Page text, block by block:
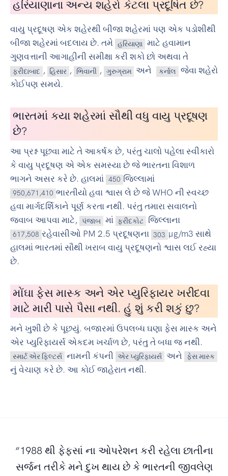
હરિયાણાના અન્ય શહેરો કેટલા પ્રદૂષિત છે?
વાયુ પ્રદૂષણ એક શહેરથી બીજા શહેરમાં પણ એક પડોશીથી
બીજા શહેરમાં બદલાય છે. તમે હરિયાણા
માટે હવામાન
ગુણવત્તાની આગાહીની સમીક્ષા કરી શકો છો અથવા તે
ફરીદાબાદ , હિસાર , ભિવાની , ગુરુગ્રામ અને કર્નાલ
જેવા શહેરો
કોઈપણ સમયે.
ભારતમાં કયા શહેરમાં સૌથી વધુ વાયુ પ્રદૂષણ
છે?
આ પ્રશ્ન પૂછવા માટે તે આકર્ષક છે, પરંતુ ચાલો પહેલા સ્વીકારો
કે વાયુ પ્રદૂષણ એ એક સમસ્યા છે જે ભારતના વિશાળ
ભાગને અસર કરે છે. હાલમાં 450 જિલ્લામાં
950,671,410 ભારતીયો હવા શ્વાસ લે છે જે WHO ની સ્વચ્છ
હવા માર્ગદર્શિકાને પૂર્ણ કરતા નથી. પરંતુ તમારા સવાલનો
જવાબ આપવા માટે,
પંજાબ માં ફરીદકોટ જિલ્લાના
617,508 રહેવાસીઓ PM 2.5 પ્રદૂષણના 303 µg/m3 સાથે
હાલમાં ભારતમાં સૌથી ખરાબ વાયુ પ્રદૂષણનો શ્વાસ લઈ રહ્યા
છે.
મોંઘા ફેસ માસ્ક અને એર પ્યુરિફાયર ખરીદવા
માટે મારી પાસે પૈસા નથી. હું શું કરી શકું છુ?
મને ખુશી છે કે પૂછયું. બજારમાં ઉપલબ્ધ ઘણા ફેસ માસ્ક અને
એર પ્યુરિફાયર્સ એકદમ ખર્ચાળ છે, પરંતુ તે બધા જ નથી.
સ્માર્ટ એર ફિલ્ટર્સ નામની કંપની એર પ્યુરિફાયર્સ અને ફેસ માસ્ક
નું વેચાણ કરે છે. આ કોઈ જાહેરાત નથી.
“1988 થી ફેફસાં ના ઓપરેશન કરી રહેલા છાતીના
સર્જન તરીકે મને દુખ થાય છે કે ભારતની જીવલેણ